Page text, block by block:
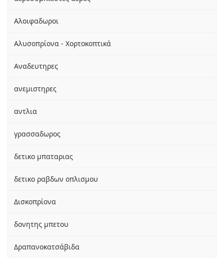
Αλοιφαδωροι
Αλυσοπρίονα - Χορτοκοπτικά
Αναδευτηρες
ανεμιστηρες
αντλια
γρασσαδωρος
δετικο μπαταριας
δετικο ραβδων οπλισμου
Δισκοπρίονα
δονητης μπετου
Δραπανοκατσάβιδα